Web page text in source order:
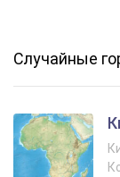
Случайные